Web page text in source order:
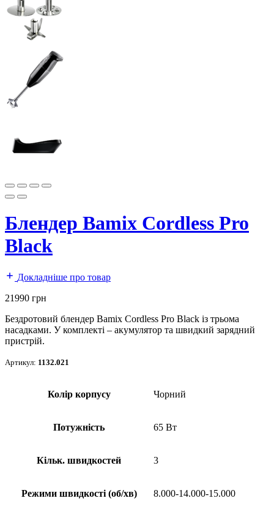
Блендер Bamix Cordless Pro
Black
Докладніше про товар
21990 грн
Бездротовий блендер Bamix Cordless Pro Black із трьома
насадками. У комплекті – акумулятор та швидкий зарядний
пристрій.
Артикул: 1132.021
Колір корпусу Чорний
Потужність 65 Вт
Кільк. швидкостей 3
Режими швидкості (об/хв) 8.000-14.000-15.000